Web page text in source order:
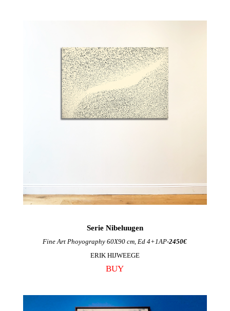
Serie Nibeluugen
Fine Art Phoyography 60X90 cm, Ed 4+1AP-2450€
ERIK HIJWEEGE
BUY